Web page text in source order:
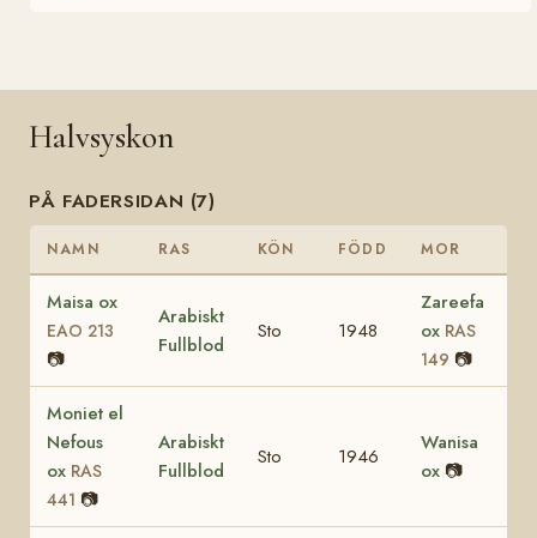
Halvsyskon
PÅ FADERSIDAN (7)
NAMN RAS KÖN FÖDD MOR
Maisa ox
EAO 213
📷
Arabiskt
Fullblod
Sto 1948
Zareefa
ox RAS
149 📷
Moniet el
Nefous
ox RAS
441 📷
Arabiskt
Fullblod
Sto 1946
Wanisa
ox 📷